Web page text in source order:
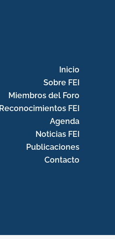
Inicio
Sobre FEI
Miembros del Foro
Reconocimientos FEI
Agenda
Noticias FEI
Publicaciones
Contacto